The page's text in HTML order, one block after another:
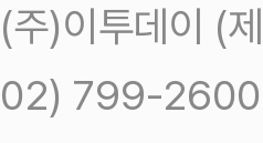
(주)이투데이 (
02) 799-2600